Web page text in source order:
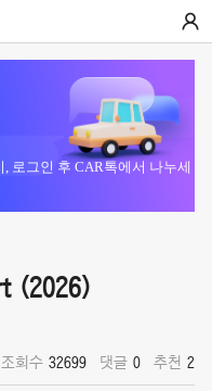
로그인 후 CAR톡에서 나누세
(2026)
조회수 32699 댓글 0 추천 2